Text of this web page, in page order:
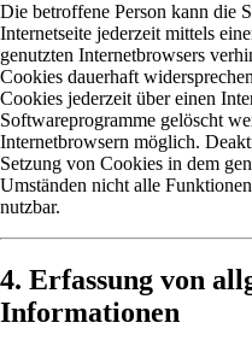
Die betroffene Person kann die
Internetseite jederzeit mittels
genutzten Internetbrowsers
Cookies dauerhaft
Cookies jederzeit über einen
Softwareprogramme gelöscht
Internetbrowsern möglich.
Setzung von Cookies in dem
Umständen nicht alle
nutzbar.
4. Erfassung von
Informationen